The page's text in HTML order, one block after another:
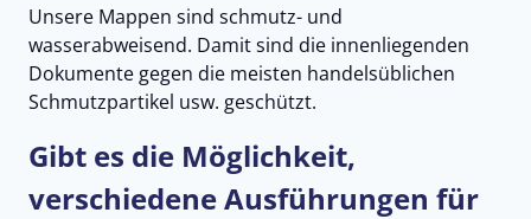
Unsere Mappen sind schmutz- und
wasserabweisend. Damit sind die innenliegenden
Dokumente gegen die meisten handelsüblichen
Schmutzpartikel usw. geschützt.
Gibt es die Möglichkeit,
verschiedene Ausführungen für